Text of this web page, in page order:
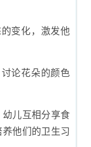
变化，激发他
论花朵的颜色
儿互相分享食
他们的卫生习